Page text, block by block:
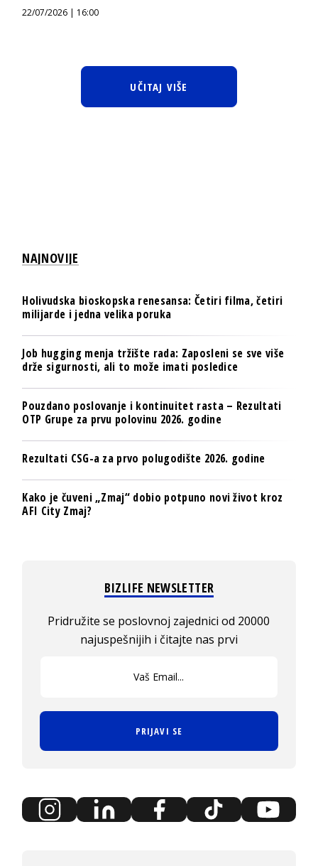
22/07/2026 | 16:00
UČITAJ VIŠE
NAJNOVIJE
Holivudska bioskopska renesansa: Četiri filma, četiri
milijarde i jedna velika poruka
Job hugging menja tržište rada: Zaposleni se sve više
drže sigurnosti, ali to može imati posledice
Pouzdano poslovanje i kontinuitet rasta – Rezultati
OTP Grupe za prvu polovinu 2026. godine
Rezultati CSG-a za prvo polugodište 2026. godine
Kako je čuveni „Zmaj“ dobio potpuno novi život kroz
AFI City Zmaj?
BIZLIFE NEWSLETTER
Pridružite se poslovnoj zajednici od 20000
najuspešnijih i čitajte nas prvi
PRIJAVI SE